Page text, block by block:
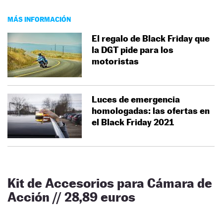
MÁS INFORMACIÓN
El regalo de Black Friday que
la DGT pide para los
motoristas
Luces de emergencia
homologadas: las ofertas en
el Black Friday 2021
Kit de Accesorios para Cámara de
Acción // 28,89 euros